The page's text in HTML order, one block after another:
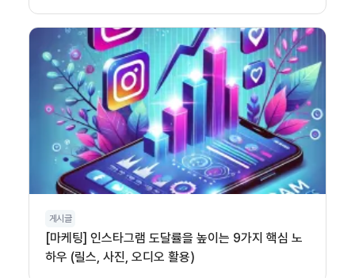
게시글
[마케팅] 인스타그램 도달률을 높이는 9가지 핵심 노
하우 (릴스, 사진, 오디오 활용)